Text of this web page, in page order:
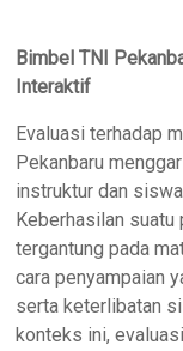
Bimbel TNI
Interaktif
Evaluasi terhadap
Pekanbaru
instruktur dan
Keberhasilan
tergantung pada
cara penyampaian
serta keterlibatan
konteks ini,